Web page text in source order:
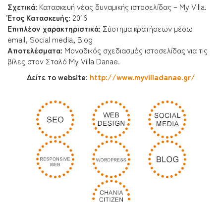
Σχετικά: Κατασκευή νέας δυναμικής ιστοσελίδας – My Villa.
Έτος Κατασκευής: 2016
Επιπλέον χαρακτηριστικά: Σύστημα κρατήσεων μέσω
email, Social media, Blog
Αποτελέσματα: Μοναδικός σχεδιασμός ιστοσελίδας για τις
βίλες στον Σταλό My Villa Danae.
Δείτε το website: http://www.myvilladanae.gr/